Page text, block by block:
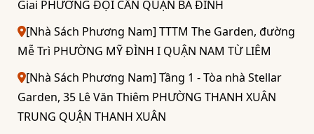
Giai PHƯỜNG ĐỘI CẤN QUẬN BA ĐÌNH
[Nhà Sách Phương Nam] TTTM The Garden, đường
Mễ Trì PHƯỜNG MỸ ĐÌNH I QUẬN NAM TỪ LIÊM
[Nhà Sách Phương Nam] Tầng 1 - Tòa nhà Stellar
Garden, 35 Lê Văn Thiêm PHƯỜNG THANH XUÂN
TRUNG QUẬN THANH XUÂN